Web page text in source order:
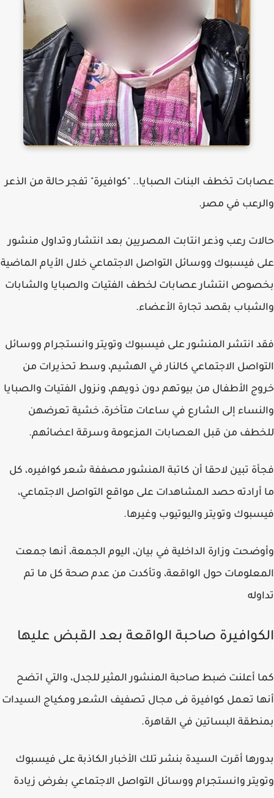
عصابات تخطف البنات الصبايا.. "كوافيرة" تفجر حالة من الذعر
والرعب في مصر.
حالات رعب وذعر انتابت المصريين بعد انتشار وتداول منشور
على فيسبوك ووسائل التواصل الاجتماعي خلال الأيام الماضية
بخصوص انتشار عصابات لخطف الفتيات والصبايا والشابات
والشباب بقصد تجارة الأعضاء.
فقد انتشر المنشور على فيسبوك وتويتر وانستجرام ووسائل
التواصل الاجتماعي كالنار في الهشيم، وسط تحذيرات من
خروج الأطفال من بيوتهم دون ذويهم، ونزول الفتيات والصبايا
والنساء إلى الشارع في ساعات متأخرة، خشية تعرضهن
للخطف من قبل العصابات المزعومة وسرقة اعضائهم.
فجأة تبين لاحقا أن كاتبة المنشور مصففة شعر كوافيره، كل
ما أرادته حصد المشاهدات على مواقع التواصل الاجتماعي،
فيسبوك وتويتر واليوتيوب وغيرها.
وأوضحت وزارة الداخلية في بيان، اليوم الجمعة، أنها جمعت
المعلومات حول الواقعة، وتأكدت من عدم صحة كل ما تم
تداوله
الكوافيرة صاحبة الواقعة بعد القبض عليها
كما أعلنت ضبط صاحبة المنشور المثير للجدل، والتي اتضح
أنها تعمل كوافيرة فى مجال تصفيف الشعر ومكياج السيدات
بمنطقة البساتين في القاهرة.
بدورها أقرت السيدة بنشر تلك الأخبار الكاذبة على فيسبوك
وتويتر وانستجرام ووسائل التواصل الاجتماعي بغرض زيادة